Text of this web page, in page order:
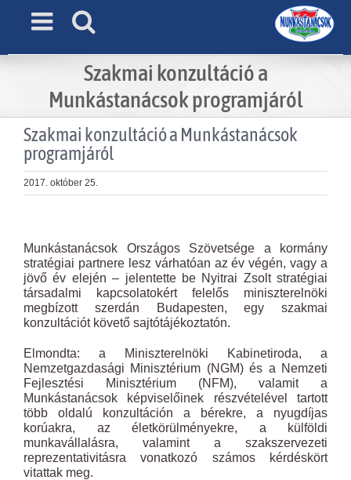
Szakmai konzultáció a
Munkástanácsok programjáról
Szakmai konzultáció a Munkástanácsok
programjáról
2017. október 25.
Image
Munkástanácsok Országos Szövetsége a kormány
stratégiai partnere lesz várhatóan az év végén, vagy a
jövő év elején – jelentette be Nyitrai Zsolt stratégiai
társadalmi kapcsolatokért felelős miniszterelnöki
megbízott szerdán Budapesten, egy szakmai
konzultációt követő sajtótájékoztatón.
Elmondta: a Miniszterelnöki Kabinetiroda, a
Nemzetgazdasági Minisztérium (NGM) és a Nemzeti
Fejlesztési Minisztérium (NFM), valamit a
Munkástanácsok képviselőinek részvételével tartott
több oldalú konzultáción a bérekre, a nyugdíjas
korúakra, az életkörülményekre, a külföldi
munkavállalásra, valamint a szakszervezeti
reprezentativitásra vonatkozó számos kérdéskört
vitattak meg.